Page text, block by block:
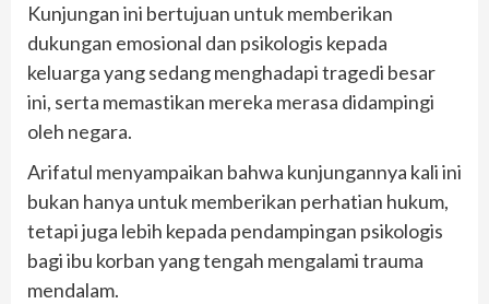
Kunjungan ini bertujuan untuk memberikan
dukungan emosional dan psikologis kepada
keluarga yang sedang menghadapi tragedi besar
ini, serta memastikan mereka merasa didampingi
oleh negara.
Arifatul menyampaikan bahwa kunjungannya kali ini
bukan hanya untuk memberikan perhatian hukum,
tetapi juga lebih kepada pendampingan psikologis
bagi ibu korban yang tengah mengalami trauma
mendalam.